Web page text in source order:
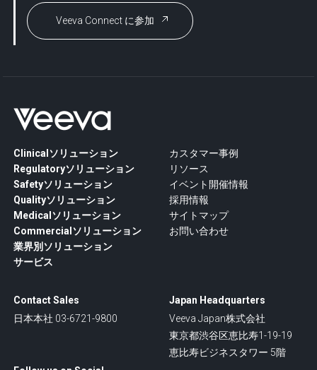
Veeva Connect に参加
Clinicalソリューション
Regulatoryソリューション
Safetyソリューション
Qualityソリューション
Medicalソリューション
Commercialソリューション
業界別ソリューション
サービス
カスタマー事例
リソース
イベント開催情報
採用情報
サイトマップ
お問い合わせ
Contact Sales
日本本社 03-6721-9800
Japan Headquarters
Veeva Japan株式会社
東京都渋谷区恵比寿1-19-19
恵比寿ビジネスタワー 5階